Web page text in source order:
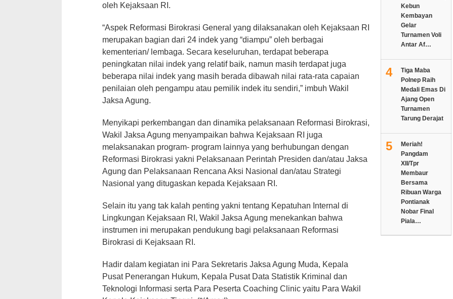
oleh Kejaksaan RI.
“Aspek Reformasi Birokrasi General yang dilaksanakan oleh Kejaksaan RI
merupakan bagian dari 24 indek yang “diampu” oleh berbagai
kementerian/ lembaga. Secara keseluruhan, terdapat beberapa
peningkatan nilai indek yang relatif baik, namun masih terdapat juga
beberapa nilai indek yang masih berada dibawah nilai rata-rata capaian
penilaian oleh pengampu atau pemilik indek itu sendiri,” imbuh Wakil
Jaksa Agung.
Menyikapi perkembangan dan dinamika pelaksanaan Reformasi Birokrasi,
Wakil Jaksa Agung menyampaikan bahwa Kejaksaan RI juga
melaksanakan program- program lainnya yang berhubungan dengan
Reformasi Birokrasi yakni Pelaksanaan Perintah Presiden dan/atau Jaksa
Agung dan Pelaksanaan Rencana Aksi Nasional dan/atau Strategi
Nasional yang ditugaskan kepada Kejaksaan RI.
Selain itu yang tak kalah penting yakni tentang Kepatuhan Internal di
Lingkungan Kejaksaan RI, Wakil Jaksa Agung menekankan bahwa
instrumen ini merupakan pendukung bagi pelaksanaan Reformasi
Birokrasi di Kejaksaan RI.
Hadir dalam kegiatan ini Para Sekretaris Jaksa Agung Muda, Kepala
Pusat Penerangan Hukum, Kepala Pusat Data Statistik Kriminal dan
Teknologi Informasi serta Para Peserta Coaching Clinic yaitu Para Wakil
Kebun
Kembayan
Gelar
Turnamen Voli
Antar Af…
4
Tiga Maba
Polnep Raih
Medali Emas Di
Ajang Open
Turnamen
Tarung Derajat
5
Meriah!
Pangdam
XII/Tpr
Membaur
Bersama
Ribuan Warga
Pontianak
Nobar Final
Piala…